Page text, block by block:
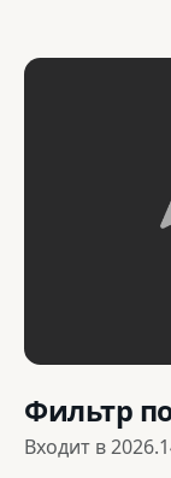
Фильтр
Входит в